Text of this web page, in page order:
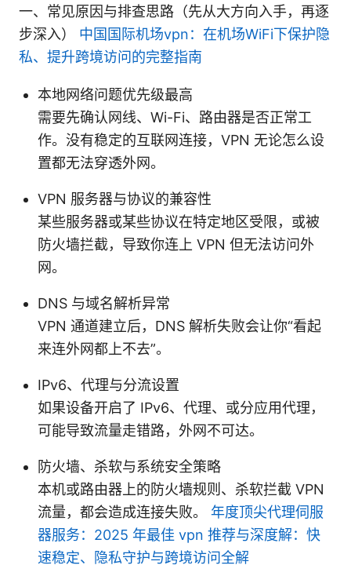
一、常见原因与排查思路（先从大方向入手，再逐
步深入） 中国国际机场vpn：在机场WiFi下保护隐
私、提升跨境访问的完整指南
本地网络问题优先级最高
需要先确认网线、Wi-Fi、路由器是否正常工
作。没有稳定的互联网连接，VPN 无论怎么设
置都无法穿透外网。
VPN 服务器与协议的兼容性
某些服务器或某些协议在特定地区受限，或被
防火墙拦截，导致你连上 VPN 但无法访问外
网。
DNS 与域名解析异常
VPN 通道建立后，DNS 解析失败会让你“看起
来连外网都上不去”。
IPv6、代理与分流设置
如果设备开启了 IPv6、代理、或分应用代理，
可能导致流量走错路，外网不可达。
防火墙、杀软与系统安全策略
本机或路由器上的防火墙规则、杀软拦截 VPN
流量，都会造成连接失败。 年度顶尖代理伺服
器服务：2025 年最佳 vpn 推荐与深度解：快
速稳定、隐私守护与跨境访问全解